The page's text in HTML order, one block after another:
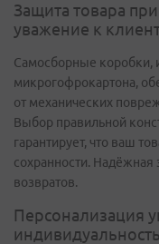
Защита товара
уважение к
Самосборные коробки,
микрогофрокартона,
от механических
Выбор правильной
гарантирует, что ваш
сохранности.
возвратов.
Персонализация